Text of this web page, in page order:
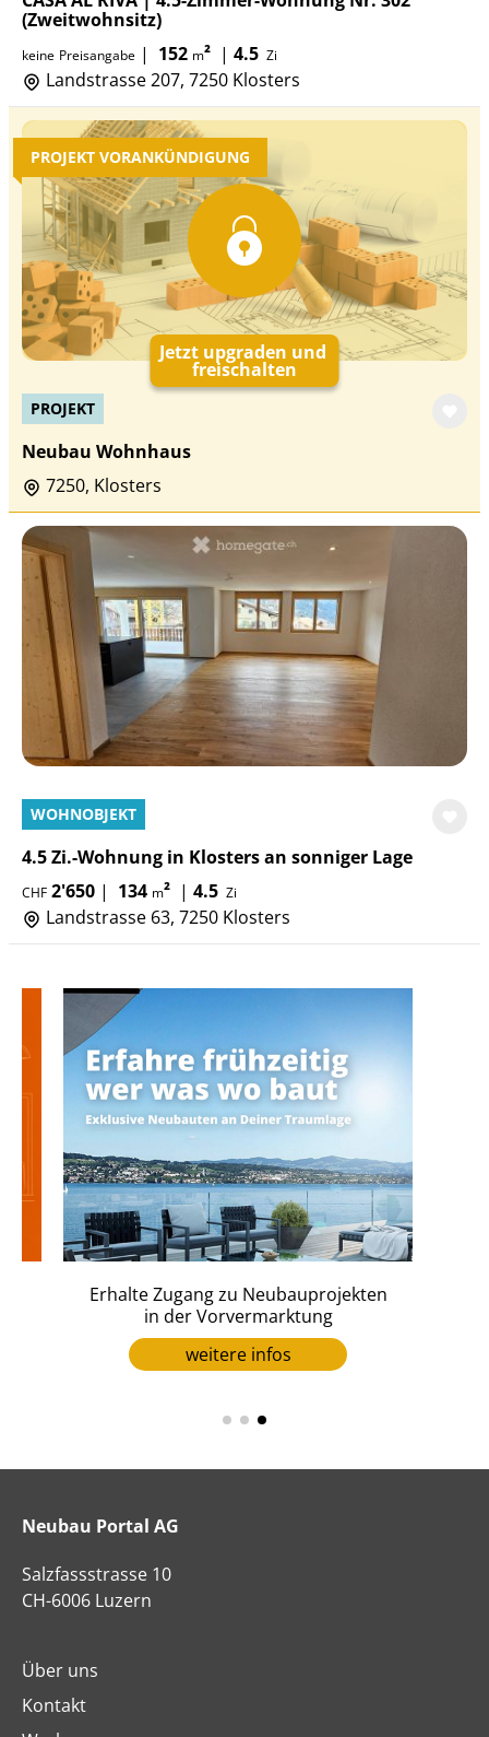
(Zweitwohnsitz)
keine Preisangabe | 152 m² | 4.5 Zi
Landstrasse 207, 7250 Klosters
PROJEKT VORANKÜNDIGUNG
Jetzt upgraden und
freischalten
PROJEKT
Neubau Wohnhaus
7250, Klosters
WOHNOBJEKT
4.5 Zi.-Wohnung in Klosters an sonniger Lage
CHF 2'650 | 134 m² | 4.5 Zi
Landstrasse 63, 7250 Klosters
Erhalte Zugang zu Neubauprojekten
in der Vorvermarktung
weitere infos
Neubau Portal AG
Salzfassstrasse 10
CH-6006 Luzern
Über uns
Kontakt